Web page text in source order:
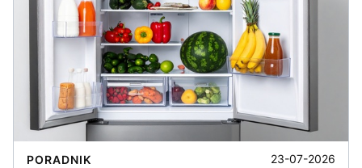
PORADNIK 23-07-2026